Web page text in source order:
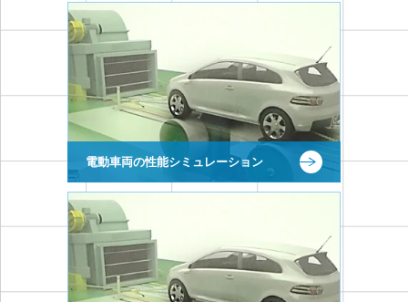
電動車両の性能シミュレーション